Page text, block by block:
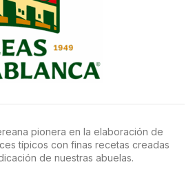
pionera en la elaboración de
típicos con finas recetas creadas
de nuestras abuelas.